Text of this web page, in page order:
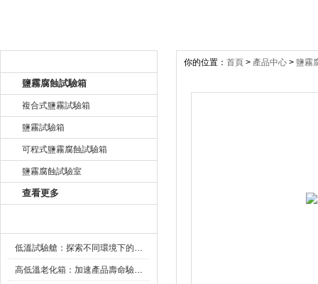
鹽霧腐蝕試驗箱
複合式鹽霧試驗箱
鹽霧試驗箱
可程式鹽霧腐蝕試驗箱
鹽霧腐蝕試驗室
查看更多
低溫試驗艙：探索不同環境下的科技邊界
高低溫老化箱：加速產品壽命驗證的可靠夥伴
你的位置： 首頁 > 產品中心 > 鹽霧